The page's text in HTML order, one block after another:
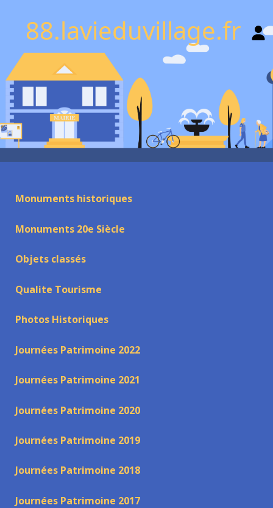
88.lavieduvillage.fr
Monuments historiques
Monuments 20e Siècle
Objets classés
Qualite Tourisme
Photos Historiques
Journées Patrimoine 2022
Journées Patrimoine 2021
Journées Patrimoine 2020
Journées Patrimoine 2019
Journées Patrimoine 2018
Journées Patrimoine 2017